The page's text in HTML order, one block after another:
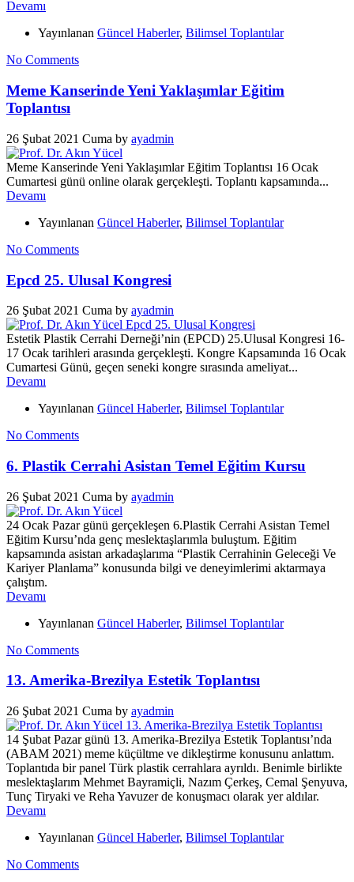
Devamı
Yayınlanan Güncel Haberler, Bilimsel Toplantılar
No Comments
Meme Kanserinde Yeni Yaklaşımlar Eğitim
Toplantısı
26 Şubat 2021 Cuma by ayadmin
Meme Kanserinde Yeni Yaklaşımlar Eğitim Toplantısı 16 Ocak
Cumartesi günü online olarak gerçekleşti. Toplantı kapsamında...
Devamı
Yayınlanan Güncel Haberler, Bilimsel Toplantılar
No Comments
Epcd 25. Ulusal Kongresi
26 Şubat 2021 Cuma by ayadmin
Estetik Plastik Cerrahi Derneği’nin (EPCD) 25.Ulusal Kongresi 16-
17 Ocak tarihleri arasında gerçekleşti. Kongre Kapsamında 16 Ocak
Cumartesi Günü, geçen seneki kongre sırasında ameliyat...
Devamı
Yayınlanan Güncel Haberler, Bilimsel Toplantılar
No Comments
6. Plastik Cerrahi Asistan Temel Eğitim Kursu
26 Şubat 2021 Cuma by ayadmin
24 Ocak Pazar günü gerçekleşen 6.Plastik Cerrahi Asistan Temel
Eğitim Kursu’nda genç meslektaşlarımla buluştum. Eğitim
kapsamında asistan arkadaşlarıma “Plastik Cerrahinin Geleceği Ve
Kariyer Planlama” konusunda bilgi ve deneyimlerimi aktarmaya
çalıştım.
Devamı
Yayınlanan Güncel Haberler, Bilimsel Toplantılar
No Comments
13. Amerika-Brezilya Estetik Toplantısı
26 Şubat 2021 Cuma by ayadmin
14 Şubat Pazar günü 13. Amerika-Brezilya Estetik Toplantısı’nda
(ABAM 2021) meme küçültme ve dikleştirme konusunu anlattım.
Toplantıda bir panel Türk plastik cerrahlara ayrıldı. Benimle birlikte
meslektaşlarım Mehmet Bayramiçli, Nazım Çerkeş, Cemal Şenyuva,
Tunç Tiryaki ve Reha Yavuzer de konuşmacı olarak yer aldılar.
Devamı
Yayınlanan Güncel Haberler, Bilimsel Toplantılar
No Comments